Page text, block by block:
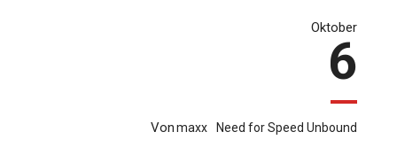
Oktober
6
Vonmaxx Need for Speed Unbound